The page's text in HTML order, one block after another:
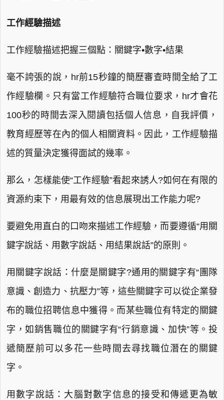
工作經驗描述
工作經驗描述把握三個點：關鍵字•數字•結果
毫不誇張的說，hr前15秒鐘的簡歷審查時間全給了工
作經驗欄。只有當工作經驗符合職位要求，hr才會花
100秒的時間去深入閱讀包括個人信息，自我評價，
教育經歷等在內的個人相關資料。因此，工作經驗描
述的質量決定獲得面試的幾率。
那么，怎樣能使“工作經驗”看起來誘人?如何在有限的
資源約束下，用最有效的信息展現出工作能力呢?
要避免用直白的口吻來描述工作經驗，而要遵循“用關
鍵字說話、用數字說話、用結果說話”的原則。
用關鍵字說話：什麼是關鍵字?通用的關鍵字有“團隊
意識、創造力、抗壓力”等，這些關鍵字可以從企業發
布的職位招聘信息中獲得。而某些職位有特定的關鍵
字，如銷售職位的關鍵字有“行銷意識、加快”等。投
遞簡歷前可以多花一些時間去尋找職位潛在的關鍵
字。
用數字說話：大腦對數字信息的接受和傳遞更為敏